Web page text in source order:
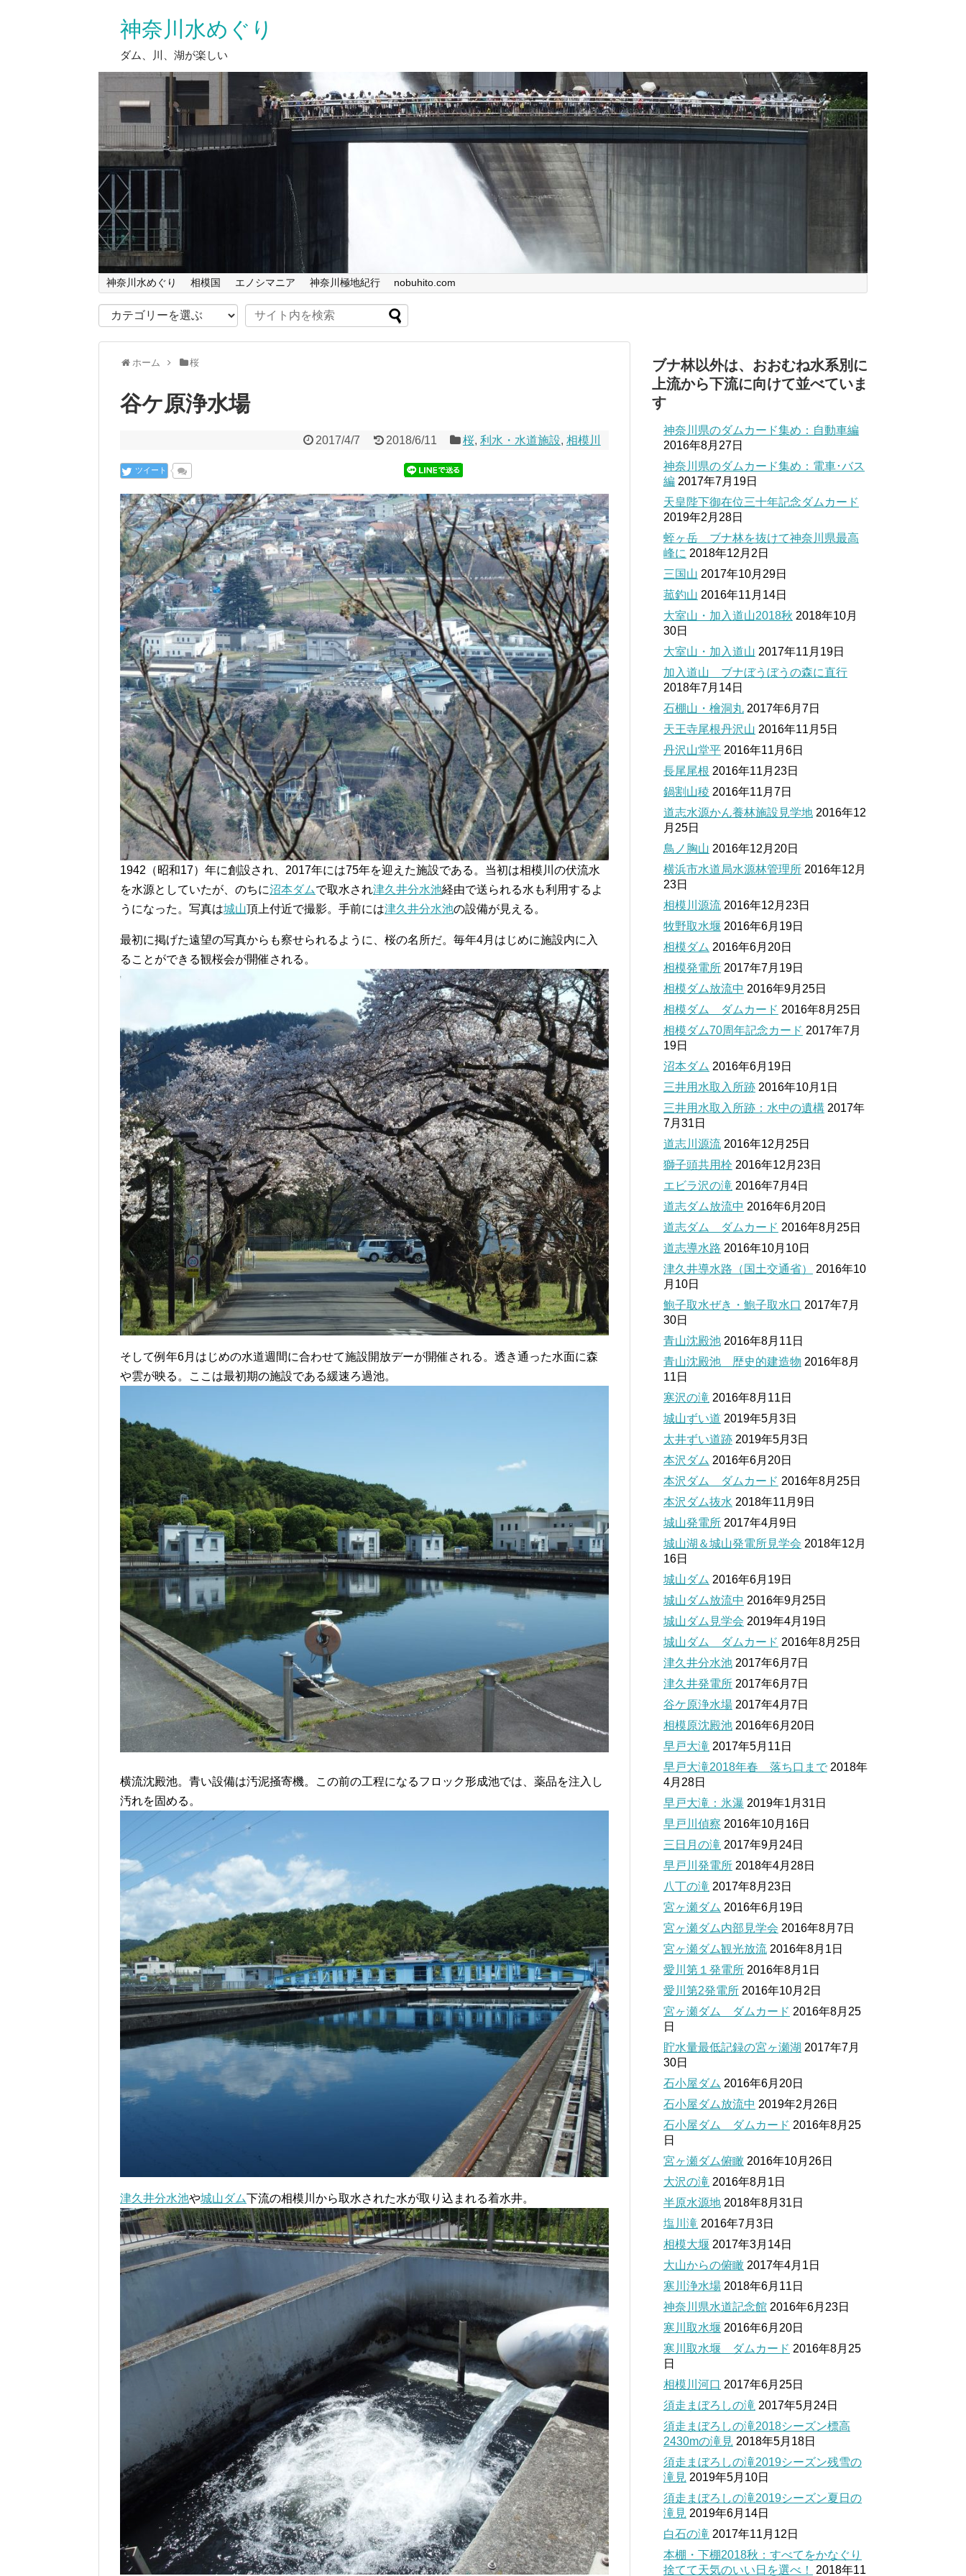
神奈川水めぐり
ダム、川、湖が楽しい
神奈川水めぐり 相模国 エノシマニア 神奈川極地紀行 nobuhito.com
ホーム 桜
谷ケ原浄水場
2017/4/7 2018/6/11 桜, 利水・水道施設, 相模川
ツイート
1942（昭和17）年に創設され、2017年には75年を迎えた施設である。当初は相模川の伏流水
を水源としていたが、のちに沼本ダムで取水され津久井分水池経由で送られる水も利用するよ
うになった。写真は城山頂上付近で撮影。手前には津久井分水池の設備が見える。
最初に掲げた遠望の写真からも察せられるように、桜の名所だ。毎年4月はじめに施設内に入
ることができる観桜会が開催される。
そして例年6月はじめの水道週間に合わせて施設開放デーが開催される。透き通った水面に森
や雲が映る。ここは最初期の施設である緩速ろ過池。
横流沈殿池。青い設備は汚泥掻寄機。この前の工程になるフロック形成池では、薬品を注入し
汚れを固める。
津久井分水池や城山ダム下流の相模川から取水された水が取り込まれる着水井。
ブナ林以外は、おおむね水系別に
上流から下流に向けて並べていま
す
神奈川県のダムカード集め：自動車編
2016年8月27日
神奈川県のダムカード集め：電車･バス
編 2017年7月19日
天皇陛下御在位三十年記念ダムカード
2019年2月28日
蛭ヶ岳 ブナ林を抜けて神奈川県最高
峰に 2018年12月2日
三国山 2017年10月29日
菰釣山 2016年11月14日
大室山・加入道山2018秋 2018年10月
30日
大室山・加入道山 2017年11月19日
加入道山 ブナぼうぼうの森に直行
2018年7月14日
石棚山・檜洞丸 2017年6月7日
天王寺尾根丹沢山 2016年11月5日
丹沢山堂平 2016年11月6日
長尾尾根 2016年11月23日
鍋割山稜 2016年11月7日
道志水源かん養林施設見学地 2016年12
月25日
鳥ノ胸山 2016年12月20日
横浜市水道局水源林管理所 2016年12月
23日
相模川源流 2016年12月23日
牧野取水堰 2016年6月19日
相模ダム 2016年6月20日
相模発電所 2017年7月19日
相模ダム放流中 2016年9月25日
相模ダム ダムカード 2016年8月25日
相模ダム70周年記念カード 2017年7月
19日
沼本ダム 2016年6月19日
三井用水取入所跡 2016年10月1日
三井用水取入所跡：水中の遺構 2017年
7月31日
道志川源流 2016年12月25日
獅子頭共用栓 2016年12月23日
エビラ沢の滝 2016年7月4日
道志ダム放流中 2016年6月20日
道志ダム ダムカード 2016年8月25日
道志導水路 2016年10月10日
津久井導水路（国土交通省）
2016年10
月10日
鮑子取水ぜき・鮑子取水口 2017年7月
30日
青山沈殿池 2016年8月11日
青山沈殿池 歴史的建造物 2016年8月
11日
寒沢の滝 2016年8月11日
城山ずい道 2019年5月3日
太井ずい道跡 2019年5月3日
本沢ダム 2016年6月20日
本沢ダム ダムカード 2016年8月25日
本沢ダム抜水 2018年11月9日
城山発電所 2017年4月9日
城山湖＆城山発電所見学会 2018年12月
16日
城山ダム 2016年6月19日
城山ダム放流中 2016年9月25日
城山ダム見学会 2019年4月19日
城山ダム ダムカード 2016年8月25日
津久井分水池 2017年6月7日
津久井発電所 2017年6月7日
谷ケ原浄水場 2017年4月7日
相模原沈殿池 2016年6月20日
早戸大滝 2017年5月11日
早戸大滝2018年春 落ち口まで 2018年
4月28日
早戸大滝：氷瀑 2019年1月31日
早戸川偵察 2016年10月16日
三日月の滝 2017年9月24日
早戸川発電所 2018年4月28日
八丁の滝 2017年8月23日
宮ヶ瀬ダム 2016年6月19日
宮ヶ瀬ダム内部見学会 2016年8月7日
宮ヶ瀬ダム観光放流 2016年8月1日
愛川第１発電所 2016年8月1日
愛川第2発電所 2016年10月2日
宮ヶ瀬ダム ダムカード 2016年8月25
日
貯水量最低記録の宮ヶ瀬湖 2017年7月
30日
石小屋ダム 2016年6月20日
石小屋ダム放流中 2019年2月26日
石小屋ダム ダムカード 2016年8月25
日
宮ヶ瀬ダム俯瞰 2016年10月26日
大沢の滝 2016年8月1日
半原水源地 2018年8月31日
塩川滝 2016年7月3日
相模大堰 2017年3月14日
大山からの俯瞰 2017年4月1日
寒川浄水場 2018年6月11日
神奈川県水道記念館 2016年6月23日
寒川取水堰 2016年6月20日
寒川取水堰 ダムカード 2016年8月25
日
相模川河口 2017年6月25日
須走まぼろしの滝 2017年5月24日
須走まぼろしの滝2018シーズン標高
2430mの滝見 2018年5月18日
須走まぼろしの滝2019シーズン残雪の
滝見 2019年5月10日
須走まぼろしの滝2019シーズン夏日の
滝見 2019年6月14日
白石の滝 2017年11月12日
本棚・下棚2018秋：すべてをかなぐり
捨てて天気のいい日を選べ！
2018年11